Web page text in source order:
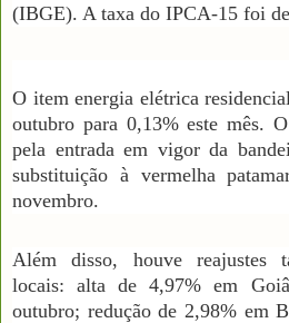
(IBGE). A taxa do IPCA-15 foi
O item energia elétrica
outubro para 0,13% este mês.
pela entrada em vigor da
substituição à vermelha
novembro.
Além disso, houve reajustes
locais: alta de 4,97% em
outubro; redução de 2,98% em